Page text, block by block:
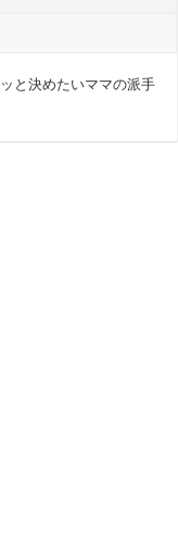
と決めたいママの派手